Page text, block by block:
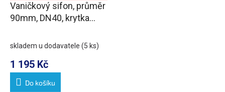
Vaničkový sifon, průměr
90mm, DN40, krytka
skladem u dodavatele (5 ks)
1 195 Kč
Do košíku